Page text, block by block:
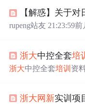
【解惑】关于对
rupeng站友 21:23:59
新 ，恒生电子，鸿程
在他们那培训了之后
听你的
浙大中控全套培
浙大中控全套培训
统的理想选择。资料
浙大 网新实训项